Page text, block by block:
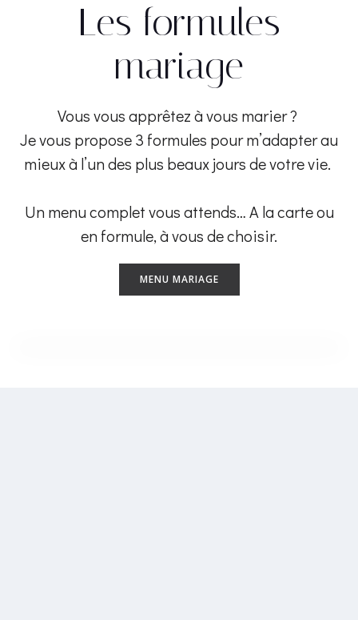
Les formules
mariage
Vous vous apprêtez à vous marier ?
Je vous propose 3 formules pour m’adapter au
mieux à l’un des plus beaux jours de votre vie.
Un menu complet vous attends… A la carte ou
en formule, à vous de choisir.
MENU MARIAGE